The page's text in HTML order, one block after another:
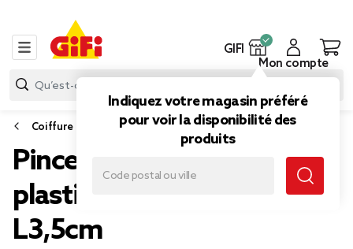
GIFI
Indiquez votre magasin préféré
pour voir la disponibilité des
produits
Mon compte
Coiffure
Pince à cheveux croco x3
plastique mat marron
L3,5cm